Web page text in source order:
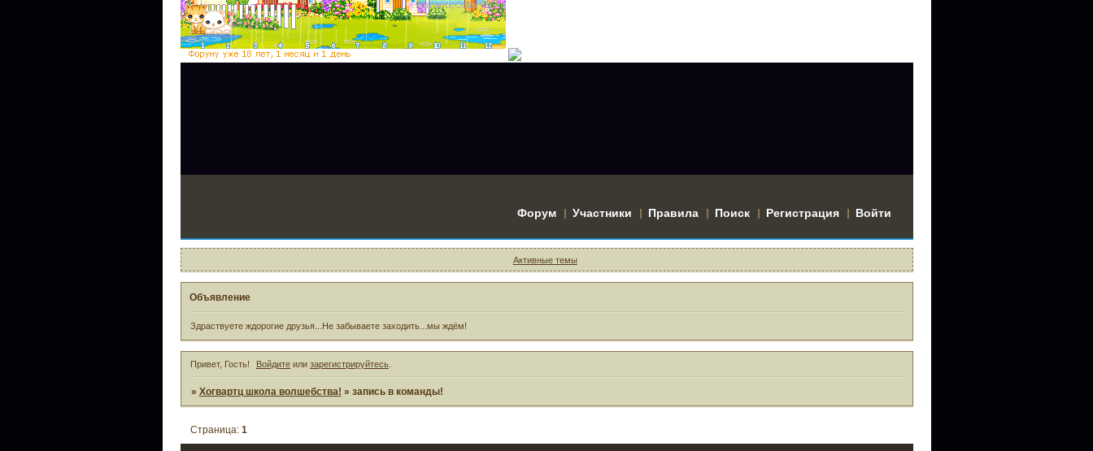
Форум Участники Правила Поиск Регистрация Войти
Активные темы
Объявление
Здраствуете ждорогие друзья...Не забываете заходить...мы ждём!
Привет, Гость! Войдите или зарегистрируйтесь
» Хогвартц школа волшебства! » запись в команды!
Страница: 1